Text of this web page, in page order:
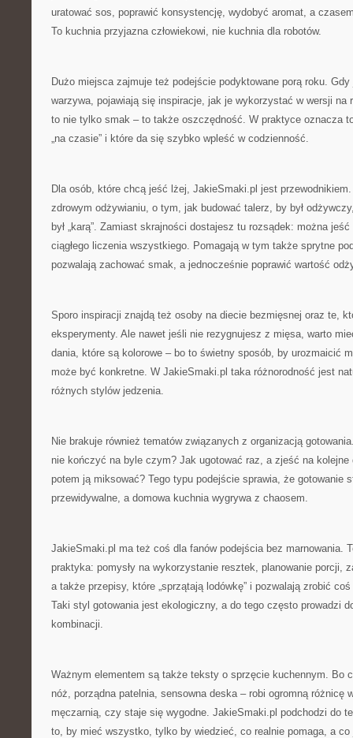
uratować sos, poprawić konsystencję, wydobyć aromat, a
To kuchnia przyjazna człowiekowi, nie kuchnia dla robotów.
Dużo miejsca zajmuje też podejście podyktowane porą roku.
warzywa, pojawiają się inspiracje, jak je wykorzystać w wersji na
to nie tylko smak – to także oszczędność. W praktyce oznacza
„na czasie” i które da się szybko wpleść w codzienność.
Dla osób, które chcą jeść lżej, JakieSmaki.pl jest
zdrowym odżywianiu, o tym, jak budować talerz, by był
był „karą”. Zamiast skrajności dostajesz tu rozsądek: można
ciągłego liczenia wszystkiego. Pomagają w tym także sprytne
pozwalają zachować smak, a jednocześnie poprawić wartość
Sporo inspiracji znajdą też osoby na diecie bezmięsnej oraz te,
eksperymenty. Ale nawet jeśli nie rezygnujesz z mięsa, warto
dania, które są kolorowe – bo to świetny sposób, by urozmaicić
może być konkretne. W JakieSmaki.pl taka różnorodność jest
różnych stylów jedzenia.
Nie brakuje również tematów związanych z organizacją
nie kończyć na byle czym? Jak ugotować raz, a zjeść na
potem ją miksować? Tego typu podejście sprawia, że gotowanie
przewidywalne, a domowa kuchnia wygrywa z chaosem.
JakieSmaki.pl ma też coś dla fanów podejścia bez marnowania.
praktyka: pomysły na wykorzystanie resztek, planowanie porcji,
a także przepisy, które „sprzątają lodówkę” i pozwalają zrobić
Taki styl gotowania jest ekologiczny, a do tego często prowadzi
kombinacji.
Ważnym elementem są także teksty o sprzęcie kuchennym. Bo
nóż, porządna patelnia, sensowna deska – robi ogromną różnicę
męczarnią, czy staje się wygodne. JakieSmaki.pl podchodzi do
to, by mieć wszystko, tylko by wiedzieć, co realnie pomaga, a